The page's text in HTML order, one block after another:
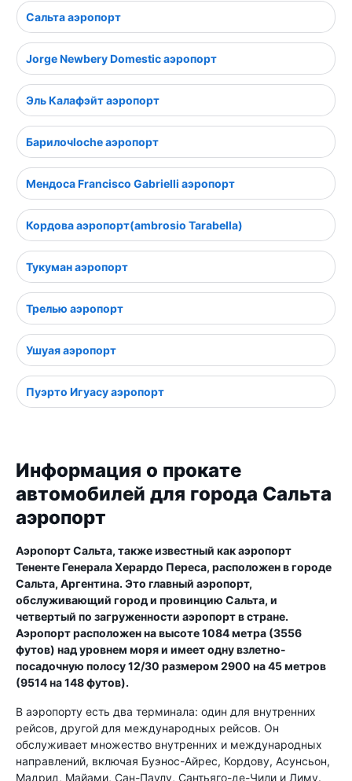
Сальта аэропорт
Jorge Newbery Domestic аэропорт
Эль Калафэйт аэропорт
Барилочloche аэропорт
Мендоса Francisco Gabrielli аэропорт
Кордова аэропорт(ambrosio Tarabella)
Тукуман аэропорт
Трелью аэропорт
Ушуая аэропорт
Пуэрто Игуасу аэропорт
Информация о прокате
автомобилей для города Сальта
аэропорт
Аэропорт Сальта, также известный как аэропорт
Тененте Генерала Херардо Переса, расположен в городе
Сальта, Аргентина. Это главный аэропорт,
обслуживающий город и провинцию Сальта, и
четвертый по загруженности аэропорт в стране.
Аэропорт расположен на высоте 1084 метра (3556
футов) над уровнем моря и имеет одну взлетно-
посадочную полосу 12/30 размером 2900 на 45 метров
(9514 на 148 футов).
В аэропорту есть два терминала: один для внутренних
рейсов, другой для международных рейсов. Он
обслуживает множество внутренних и международных
направлений, включая Буэнос-Айрес, Кордову, Асунсьон,
Мадрид, Майами, Сан-Паулу, Сантьяго-де-Чили и Лиму.